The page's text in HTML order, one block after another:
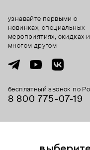
бесплатный звонок по
8 800 775⁠-07⁠-19
узнавайте первыми о
новинках, специальных
мероприятиях, скидках и
многом другом